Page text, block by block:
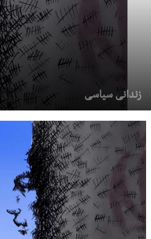
زندانی سیاسی